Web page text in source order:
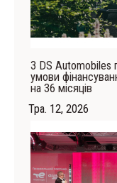
З DS Automobiles
умови
на 36 місяців
Тра. 12, 2026